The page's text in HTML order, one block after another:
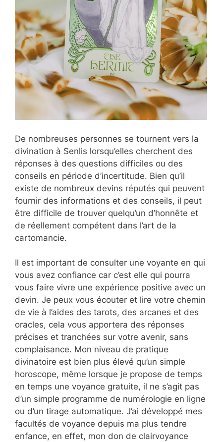
De nombreuses personnes se tournent vers la
divination à Senlis lorsqu’elles cherchent des
réponses à des questions difficiles ou des
conseils en période d’incertitude. Bien qu’il
existe de nombreux devins réputés qui peuvent
fournir des informations et des conseils, il peut
être difficile de trouver quelqu’un d’honnête et
de réellement compétent dans l’art de la
cartomancie.
Il est important de consulter une voyante en qui
vous avez confiance car c’est elle qui pourra
vous faire vivre une expérience positive avec un
devin. Je peux vous écouter et lire votre chemin
de vie à l’aides des tarots, des arcanes et des
oracles, cela vous apportera des réponses
précises et tranchées sur votre avenir, sans
complaisance. Mon niveau de pratique
divinatoire est bien plus élevé qu’un simple
horoscope, même lorsque je propose de temps
en temps une voyance gratuite, il ne s’agit pas
d’un simple programme de numérologie en ligne
ou d’un tirage automatique. J’ai développé mes
facultés de voyance depuis ma plus tendre
enfance, en effet, mon don de clairvoyance